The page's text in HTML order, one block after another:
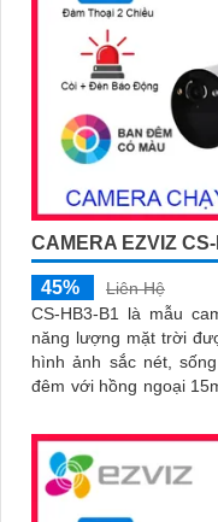
CAMERA EZVIZ
45%
Liên Hệ
CS-HB3-B1 là mẫu
năng lượng mặt trời
hình ảnh sắc nét,
đêm với hồng ngoại 15m và